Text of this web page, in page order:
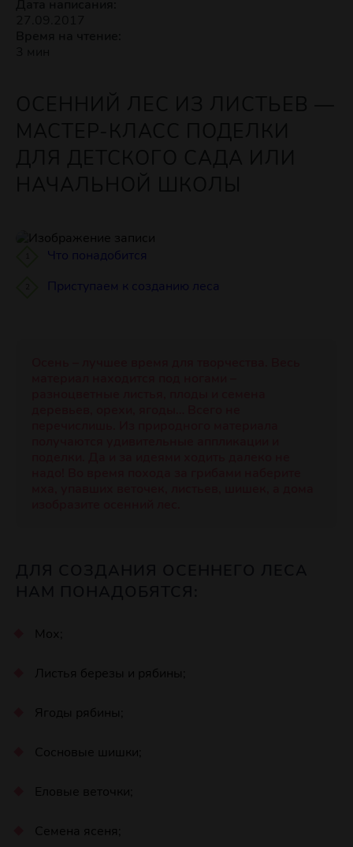
Что понадобится
Приступаем к созданию леса
Мох;
Листья березы и рябины;
Ягоды рябины;
Сосновые шишки;
Еловые веточки;
Семена ясеня;